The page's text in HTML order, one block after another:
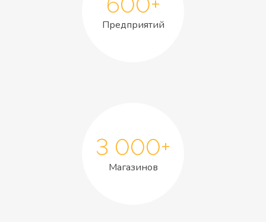
Предприятий
3 000+
Магазинов